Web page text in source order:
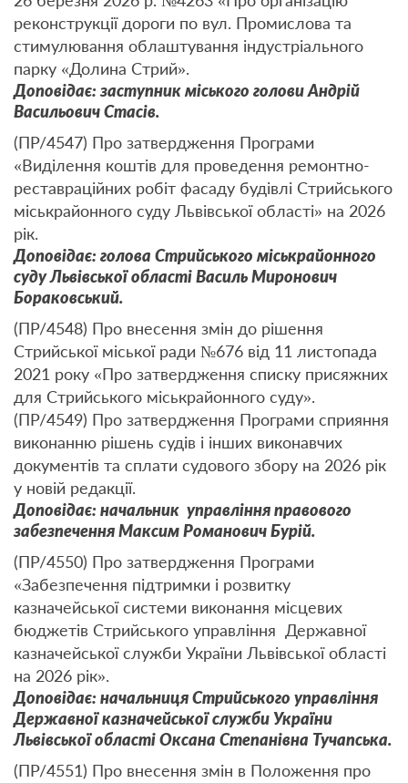
реконструкції дороги по вул. Промислова та
стимулювання облаштування індустріального
парку «Долина Стрий».
Доповідає: заступник міського голови Андрій
Васильович Стасів.
(ПР/4547) Про затвердження Програми
«Виділення коштів для проведення ремонтно-
реставраційних робіт фасаду будівлі Стрийського
міськрайонного суду Львівської області» на 2026
рік.
Доповідає: голова Стрийського міськрайонного
суду Львівської області Василь Миронович
Бораковський.
(ПР/4548) Про внесення змін до рішення
Стрийської міської ради №676 від 11 листопада
2021 року «Про затвердження списку присяжних
для Стрийського міськрайонного суду».
(ПР/4549) Про затвердження Програми сприяння
виконанню рішень судів і інших виконавчих
документів та сплати судового збору на 2026 рік
у новій редакції.
Доповідає: начальник управління правового
забезпечення Максим Романович Бурій.
(ПР/4550) Про затвердження Програми
«Забезпечення підтримки і розвитку
казначейської системи виконання місцевих
бюджетів Стрийського управління Державної
казначейської служби України Львівської області
на 2026 рік».
Доповідає: начальниця Стрийського управління
Державної казначейської служби України
Львівської області Оксана Степанівна Тучапська.
(ПР/4551) Про внесення змін в Положення про